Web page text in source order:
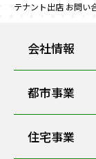
テナント出店 お問い
会社情報
都市事業
住宅事業